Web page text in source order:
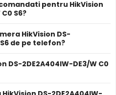
senzorul de imagine al
DE3/W C0 S6,
din prim plan, cat si
pe intreaga scena.
pentru HikVision
S6?
HikVision DS-
de pe telefon?
DS-2DE2A404IW-DE3/W C0